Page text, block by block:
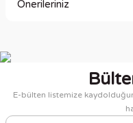
Önerileriniz
Görüş ve önerileriniz için
Ürün resmi kalitesiz,
E-bülten listemize